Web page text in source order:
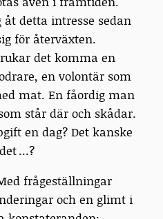
åt detta intresse sedan
för återväxten.
det komma en
en volontär som
mat. En fåordig man
står där och skådar.
en dag? Det kanske
...?
frågeställningar
och en glimt i